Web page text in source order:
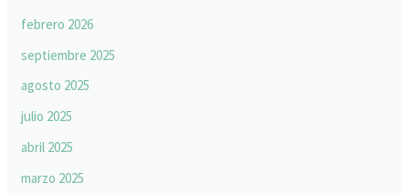
febrero 2026
septiembre 2025
agosto 2025
julio 2025
abril 2025
marzo 2025